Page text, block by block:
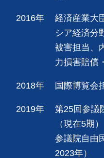
2016年
経済産業大
シア経済分
被害担当、
力損害賠償
2018年 国際博覧会
2019年
第25回参議
（現在5期）
参議院自由
2023年）